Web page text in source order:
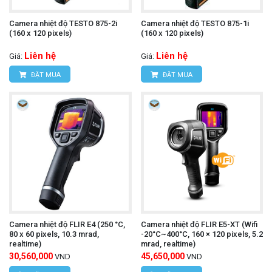
Tiết kiệm pin khi
không sử dụng.
Giá thành hợp lý:
Phù hợp với nhiều đối tượng
sử dụng.
Tìm hiểu thêm: Camera nhiệt độ UNI-T UTi720E
Cách sử dụng:
Bật nguồn máy:
Nhấn nút nguồn để khởi động
máy.
Chọn chế độ đo:
Nhấn nút chức năng để chọn
chế độ đo mong muốn (đo nhiệt độ, ghi hình ảnh,
Camera nhiệt độ TESTO 875-2i
(160 x 120 pixels)
Giá: Liên hệ
ĐẶT MUA
Camera nhiệt độ TESTO 875-1i
(160 x 120 pixels)
Giá: Liên hệ
ĐẶT MUA
Camera nhiệt độ FLIR E4 (250 °C,
80 x 60 pixels, 10.3 mrad,
realtime)
30,560,000 VND
Camera nhiệt độ FLIR E5-XT (Wifi
-20°C~400°C, 160 × 120 pixels, 5.2
mrad, realtime)
45,650,000 VND